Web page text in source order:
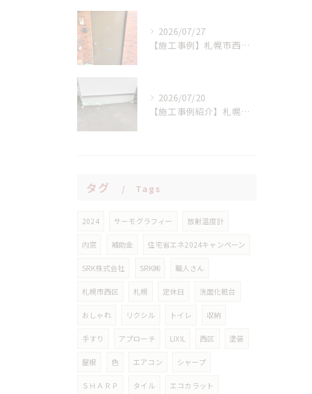
2026/07/27
【施工事例】札幌市西区 K様邸 マンション玄関ドア交換工事：LIXIL リシェント(持ち出し工法)で、断熱性と防犯性を一気にアップ！
2026/07/20
【施工事例紹介】札幌市西区 S様邸 断熱基礎の剥離トラブルを解消！高耐久基礎保護材「インサルキソッシュMore」を用いた基礎補修工事
タグ Tags
2024 サーモグラフィー 放射温度計
内窓 補助金 住宅省エネ2024キャンペーン
SRK株式会社 SRK㈱ 職人さん
札幌市西区 札幌 定休日 洗面化粧台
おしゃれ リクシル トイレ 収納
手すり アプローチ LIXIL 西区 塗装
屋根 色 エアコン シャープ
ＳＨＡＲＰ タイル エコカラット